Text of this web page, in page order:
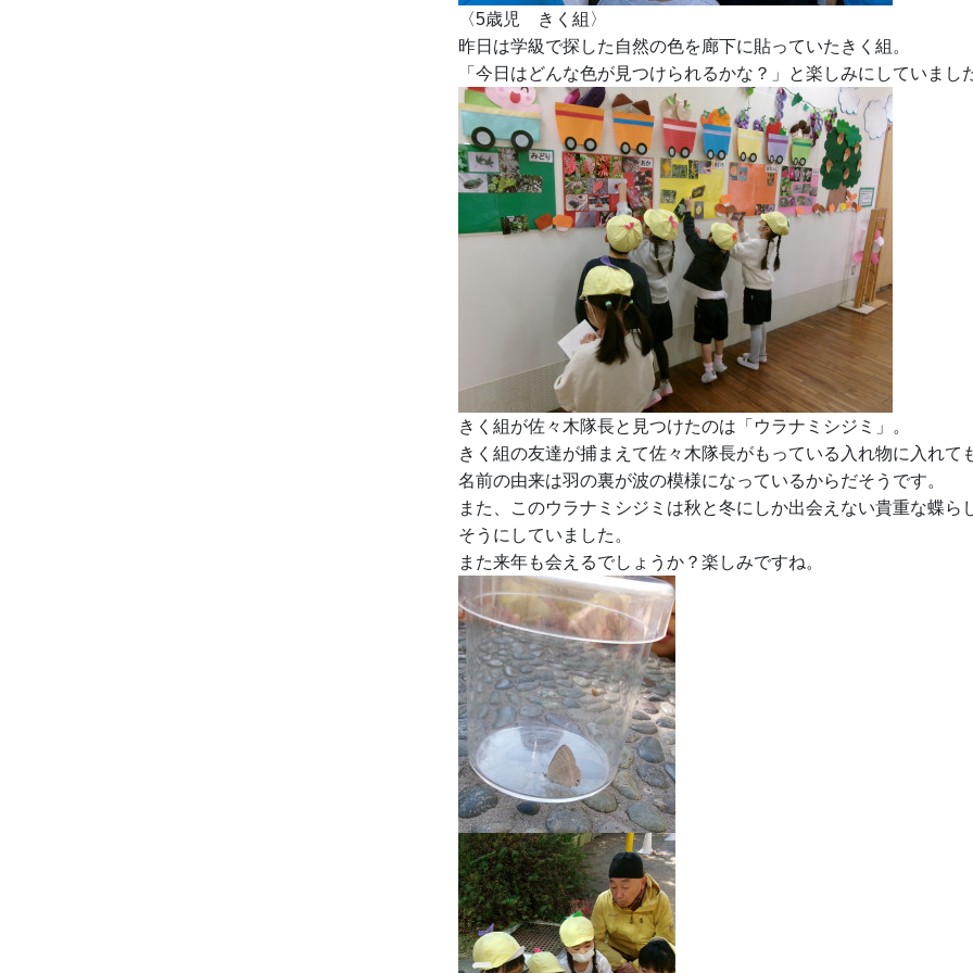
〈5歳児 きく組〉
昨日は学級で探した自然の色を廊下に貼っていたきく組。
「今日はどんな色が見つけられるかな？」と楽しみにしていまし
きく組が佐々木隊長と見つけたのは「ウラナミシジミ」。
きく組の友達が捕まえて佐々木隊長がもっている入れ物に入れて
名前の由来は羽の裏が波の模様になっているからだそうです。
また、このウラナミシジミは秋と冬にしか出会えない貴重な蝶
そうにしていました。
また来年も会えるでしょうか？楽しみですね。